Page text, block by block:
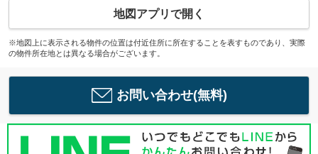
地図アプリで開く
※地図上に表示される物件の位置は付近住所に所在することを表すものであり、実際
の物件所在地とは異なる場合がございます。
お問い合わせ(無料)